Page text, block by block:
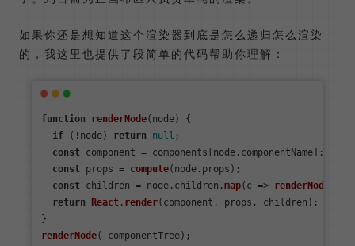
如果你还是想知道这个渲染器到底是怎么递归怎么渲染
的，我这里也提供了段简单的代码帮助你理解：
function renderNode( node) {
if (!node) return null ;
const component = components[node. componentName];
const props = compute(node. props );
const children = node. children .map( c => renderNode
return
React . render(component, props, children);
renderNode